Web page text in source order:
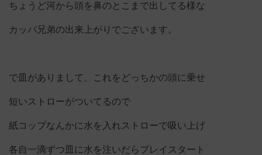
ちょうど河から頭を鼻のとこまで出してる様な
カッパ兄弟の出来上がりでございます。
で皿がありまして、これをどっちかの頭に乗せ
短いストローがついてるので
紙コップなんかに水を入れストローで吸い上げ
各自一滴ずつ皿に水を注いだらプレイスタート